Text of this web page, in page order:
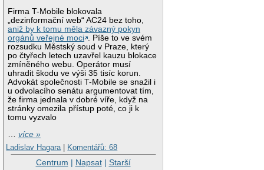
Firma T-Mobile blokovala
„dezinformační web“ AC24 bez toho,
aniž by k tomu měla závazný pokyn
orgánů veřejné moci . Píše to ve svém
rozsudku Městský soud v Praze, který
po čtyřech letech uzavřel kauzu blokace
zmíněného webu. Operátor musí
uhradit škodu ve výši 35 tisíc korun.
Advokát společnosti T-Mobile se snažil i
u odvolacího senátu argumentovat tím,
že firma jednala v dobré víře, když na
stránky omezila přístup poté, co ji k
tomu vyzvalo
…více »
Ladislav Hagara | Komentářů: 68
Centrum | Napsat| Starší